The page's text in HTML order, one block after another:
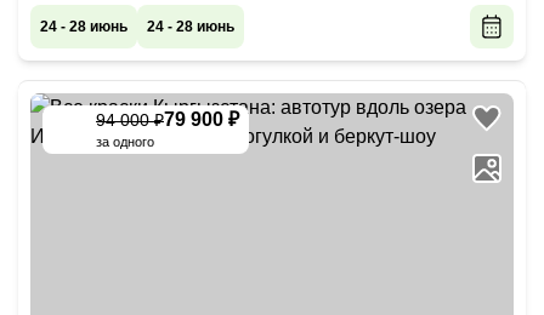
24 - 28 июнь 24 - 28 июнь
94 000 ₽79 900 ₽
за одного